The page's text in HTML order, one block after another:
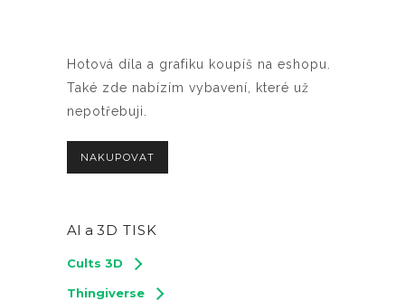
Hotová díla a grafiku koupíš na eshopu.
Také zde nabízím vybavení, které už
nepotřebuji.
NAKUPOVAT
AI a 3D TISK
Cults 3D
Thingiverse